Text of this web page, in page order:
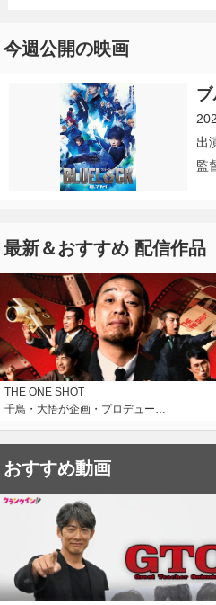
今週公開の映画
ブ
出
監
最新＆おすすめ 配信作品
THE ONE SHOT
千鳥・大悟が企画・プロデュー…
おすすめ動画